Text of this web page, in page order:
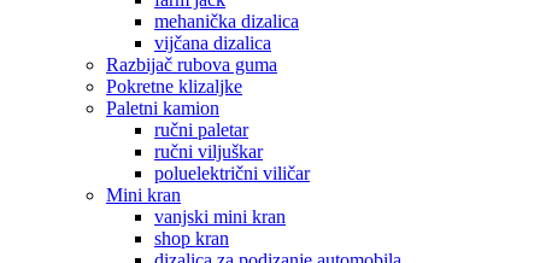
mehanička dizalica
vijčana dizalica
Razbijač rubova guma
Pokretne klizaljke
Paletni kamion
ručni paletar
ručni viljuškar
poluelektrični viličar
Mini kran
vanjski mini kran
shop kran